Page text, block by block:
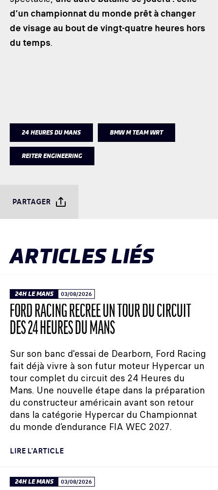
d’un championnat du monde prêt à changer
de visage au bout de vingt-quatre heures hors
du temps.
24 HEURES DU MANS BMW M TEAM WRT
REITER ENGINEERING
PARTAGER
ARTICLES LIÉS
24H LE MANS 03/08/2026
FORD RACING RECRÉE UN TOUR DU CIRCUIT
DES 24 HEURES DU MANS
Sur son banc d'essai de Dearborn, Ford Racing
fait déjà vivre à son futur moteur Hypercar un
tour complet du circuit des 24 Heures du
Mans. Une nouvelle étape dans la préparation
du constructeur américain avant son retour
dans la catégorie Hypercar du Championnat
du monde d’endurance FIA WEC 2027.
LIRE L'ARTICLE
24H LE MANS 03/08/2026